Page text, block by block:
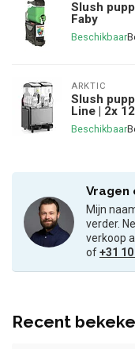
Slush
Faby
Beschikbaar
ARKTIC
Slush
Line | 2x
Beschikbaar
Vragen
Mijn
verder.
verkoop
of+31
Recent